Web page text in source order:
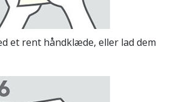
et rent håndklæde, eller lad dem